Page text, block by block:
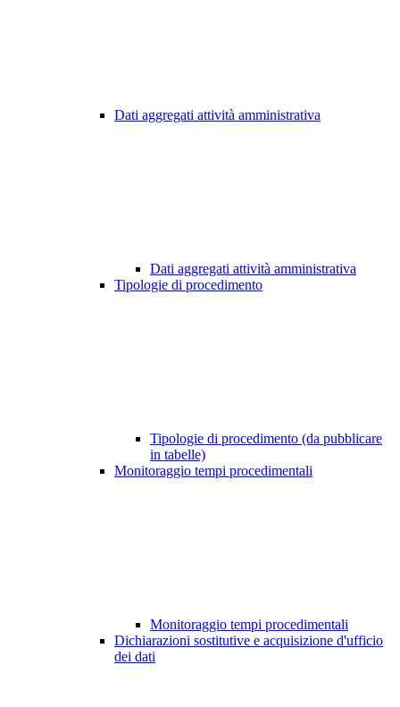
Dati aggregati attività amministrativa
Dati aggregati attività amministrativa
Tipologie di procedimento
Tipologie di procedimento (da pubblicare
in tabelle)
Monitoraggio tempi procedimentali
Monitoraggio tempi procedimentali
Dichiarazioni sostitutive e acquisizione d'ufficio
dei dati